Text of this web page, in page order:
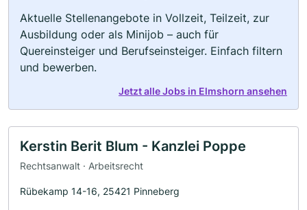
Aktuelle Stellenangebote in Vollzeit, Teilzeit, zur
Ausbildung oder als Minijob – auch für
Quereinsteiger und Berufseinsteiger. Einfach filtern
und bewerben.
Jetzt alle Jobs in Elmshorn ansehen
Kerstin Berit Blum - Kanzlei Poppe
Rechtsanwalt · Arbeitsrecht
Rübekamp 14-16, 25421 Pinneberg